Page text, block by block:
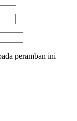
peramban ini